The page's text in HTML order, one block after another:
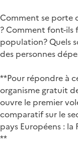
Comment se porte
? Comment font-ils
population? Quels
des personnes
**Pour répondre à
organisme gratuit
ouvre le premier
comparatif sur le
pays Européens : la
**